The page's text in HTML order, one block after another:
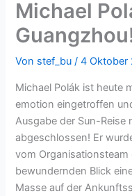
Michael
Von stef_bu/4 Oktober
Michael Polák ist heute
emotion eingetroffen
Ausgabe der Sun-Reise
abgeschlossen! Er
vom Organisationsteam
bewundernden Blick
Masse auf der